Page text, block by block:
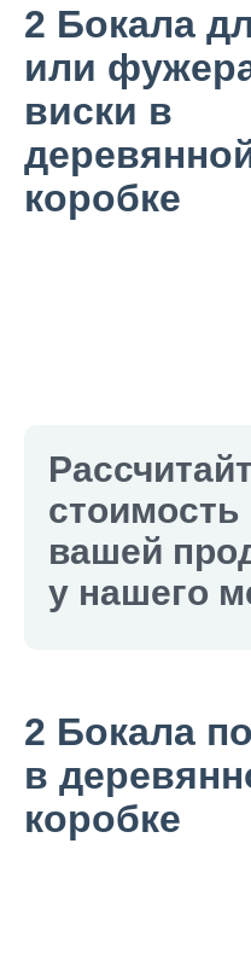
2 Бокала
или
виски в
коробке
стоимость
вашей
у нашего
2 Бокала
в
коробке